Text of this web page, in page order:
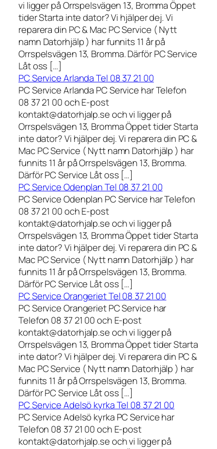
vi ligger på Orrspelsvägen 13, Bromma Öppet
tider Starta inte dator? Vi hjälper dej. Vi
reparera din PC & Mac PC Service ( Nytt
namn Datorhjälp ) har funnits 11 år på
Orrspelsvägen 13, Bromma. Därför PC Service
Låt oss […]
PC Service Arlanda Tel 08 37 21 00
PC Service Arlanda PC Service har Telefon
08 37 21 00 och E-post
kontakt@datorhjalp.se och vi ligger på
Orrspelsvägen 13, Bromma Öppet tider Starta
inte dator? Vi hjälper dej. Vi reparera din PC &
Mac PC Service ( Nytt namn Datorhjälp ) har
funnits 11 år på Orrspelsvägen 13, Bromma.
Därför PC Service Låt oss […]
PC Service Odenplan Tel 08 37 21 00
PC Service Odenplan PC Service har Telefon
08 37 21 00 och E-post
kontakt@datorhjalp.se och vi ligger på
Orrspelsvägen 13, Bromma Öppet tider Starta
inte dator? Vi hjälper dej. Vi reparera din PC &
Mac PC Service ( Nytt namn Datorhjälp ) har
funnits 11 år på Orrspelsvägen 13, Bromma.
Därför PC Service Låt oss […]
PC Service Orangeriet Tel 08 37 21 00
PC Service Orangeriet PC Service har
Telefon 08 37 21 00 och E-post
kontakt@datorhjalp.se och vi ligger på
Orrspelsvägen 13, Bromma Öppet tider Starta
inte dator? Vi hjälper dej. Vi reparera din PC &
Mac PC Service ( Nytt namn Datorhjälp ) har
funnits 11 år på Orrspelsvägen 13, Bromma.
Därför PC Service Låt oss […]
PC Service Adelsö kyrka Tel 08 37 21 00
PC Service Adelsö kyrka PC Service har
Telefon 08 37 21 00 och E-post
kontakt@datorhjalp.se och vi ligger på